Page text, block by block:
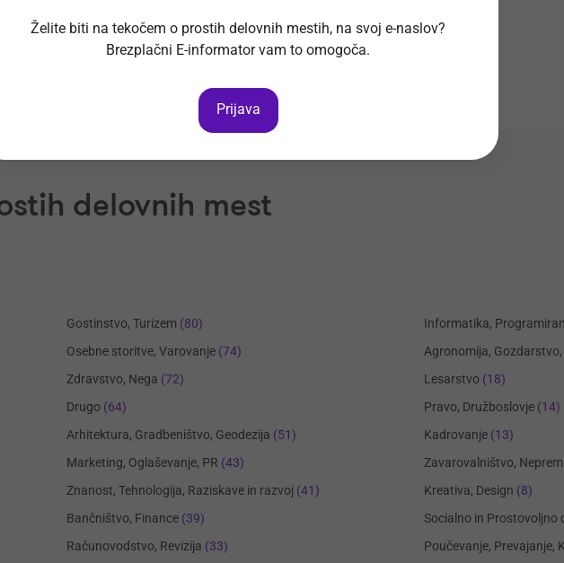
delovnih mest
Gostinstvo, Turizem (80)
Osebne storitve, Varovanje (74)
Zdravstvo, Nega (72)
Drugo (64)
Arhitektura, Gradbeništvo, Geodezija (51)
Marketing, Oglaševanje, PR (43)
Znanost, Tehnologija, Raziskave in razvoj (41)
Bančništvo, Finance (39)
Računovodstvo, Revizija (33)
Informatika,
Agronomija,
Lesarstvo (18)
Pravo, Družboslovje (14)
Kadrovanje (13)
Zavarovalništvo,
Kreativa, Design (8)
Socialno in Prostovoljno
Poučevanje, Prevajanje,
Želite biti na tekočem o prostih delovnih mestih, na svoj e-naslov?
Brezplačni E-informator vam to omogoča.
Prijava